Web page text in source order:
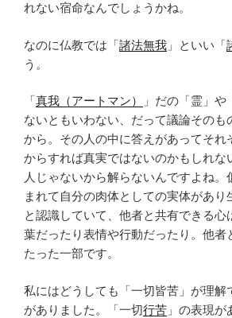
れない宿命なんでしょうかね。
なのに仏教では「諸法無我 」といい「
う。
「真我（アートマン）
」だの「霊」や
ないともいわない、だって議論そのも
から。その人の中に答えがあってそれ
からすれば真実ではないのかもしれな
人じゃないから解らないんですよね。
まれて自分の肉体としての実体があり
と認識していて、他者と共有できる心
葉だったり表情や行動だったり。他者
たった一部です。
私にはどうしても「一切皆苦」が理解
がありました。「一切行苦 」の表現が